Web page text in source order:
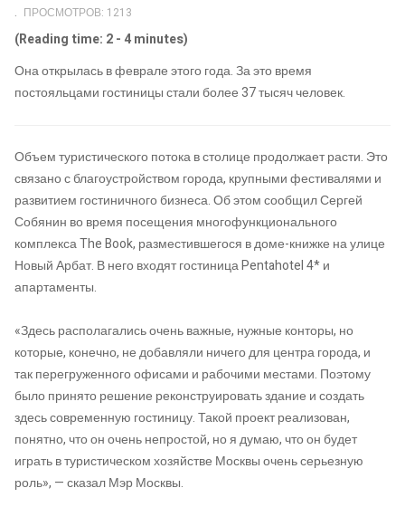
ПРОСМОТРОВ: 1213
(Reading time: 2 - 4 minutes)
Она открылась в феврале этого года. За это время
постояльцами гостиницы стали более 37 тысяч человек.
Объем туристического потока в столице продолжает расти. Это
связано с благоустройством города, крупными фестивалями и
развитием гостиничного бизнеса. Об этом сообщил Сергей
Собянин во время посещения многофункционального
комплекса The Book, разместившегося в доме-книжке на улице
Новый Арбат. В него входят гостиница Pentahotel 4* и
апартаменты.
«Здесь располагались очень важные, нужные конторы, но
которые, конечно, не добавляли ничего для центра города, и
так перегруженного офисами и рабочими местами. Поэтому
было принято решение реконструировать здание и создать
здесь современную гостиницу. Такой проект реализован,
понятно, что он очень непростой, но я думаю, что он будет
играть в туристическом хозяйстве Москвы очень серьезную
роль», — сказал Мэр Москвы.